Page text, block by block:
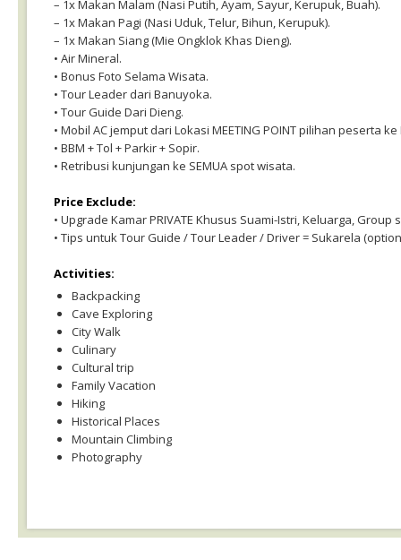
– 1x Makan Malam (Nasi Putih, Ayam, Sayur, Kerupuk, Buah).
– 1x Makan Pagi (Nasi Uduk, Telur, Bihun, Kerupuk).
– 1x Makan Siang (Mie Ongklok Khas Dieng).
• Air Mineral.
• Bonus Foto Selama Wisata.
• Tour Leader dari Banuyoka.
• Tour Guide Dari Dieng.
• Mobil AC jemput dari Lokasi MEETING POINT pilihan peserta ke
• BBM + Tol + Parkir + Sopir.
• Retribusi kunjungan ke SEMUA spot wisata.
Price Exclude:
• Upgrade Kamar PRIVATE Khusus Suami-Istri, Keluarga,
• Tips untuk Tour Guide / Tour Leader / Driver = Sukarela
Activities:
Backpacking
Cave Exploring
City Walk
Culinary
Cultural trip
Family Vacation
Hiking
Historical Places
Mountain Climbing
Photography